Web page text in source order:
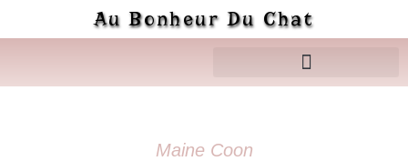
Au Bonheur Du Chat
Maine Coon